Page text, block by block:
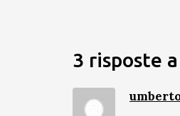
3 risposte